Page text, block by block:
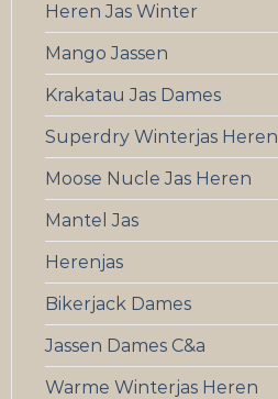
Heren Jas Winter
Mango Jassen
Krakatau Jas Dames
Superdry Winterjas Heren
Moose Nucle Jas Heren
Mantel Jas
Herenjas
Bikerjack Dames
Jassen Dames C&a
Warme Winterjas Heren